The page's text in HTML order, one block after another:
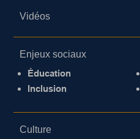
Vidéos
Enjeux sociaux
Éducation
Inclusion
Culture